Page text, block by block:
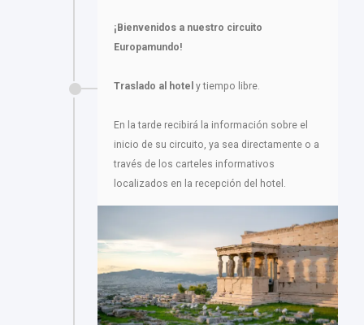
¡Bienvenidos a nuestro circuito
Europamundo!
Traslado al hotel y tiempo libre.
En la tarde recibirá la información sobre el
inicio de su circuito, ya sea directamente o a
través de los carteles informativos
localizados en la recepción del hotel.